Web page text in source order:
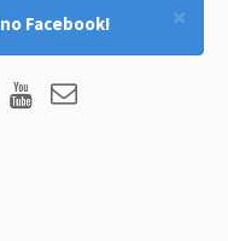
×
no Facebook!